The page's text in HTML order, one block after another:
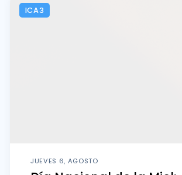
ICA3
JUEVES 6, AGOSTO